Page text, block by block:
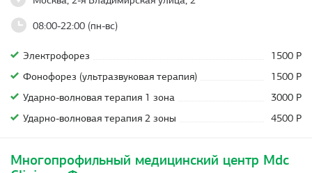
08:00-22:00 (пн-вс)
Электрофорез
1500 Р
Фонофорез (ультразвуковая терапия)
1500 Р
Ударно-волновая терапия 1 зона
3000 Р
Ударно-волновая терапия 2 зоны
4500 Р
Многопрофильный медицинский центр Mdc